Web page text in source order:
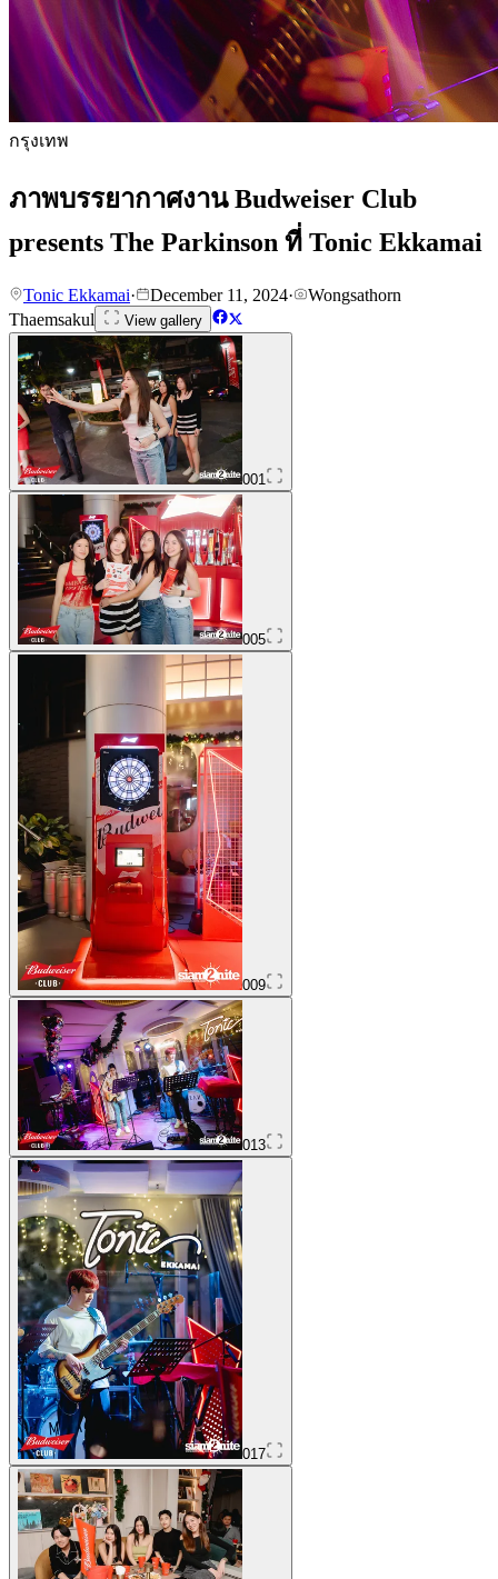
กรุงเทพ
ภาพบรรยากาศงาน Budweiser Club
presents The Parkinson ที่ Tonic Ekkamai
Tonic Ekkamai· December 11, 2024·
Wongsathorn
Thaemsakul
View gallery
001
005
009
013
017